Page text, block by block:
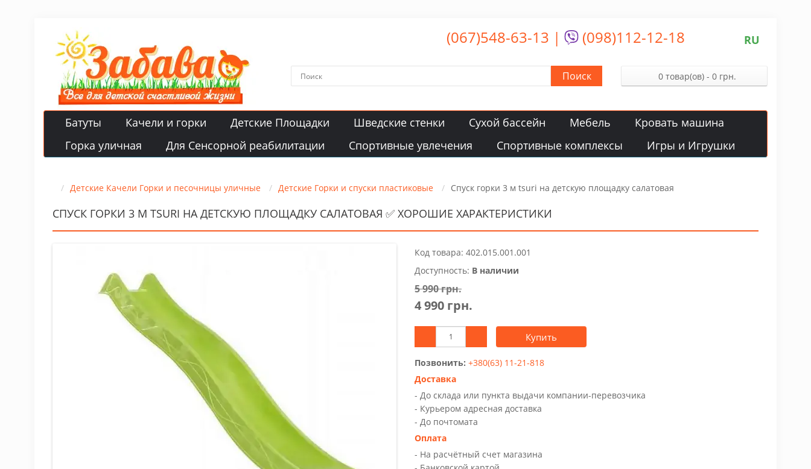
(067)548-63-13 | (098)112-12-18 RU
Поиск 0 товар(ов) - 0 грн.
Батуты Качели и горки Детские Площадки Шведские стенки Сухой бассейн Мебель
Кровать машина
Горка уличная
Для Сенсорной реабилитации Спортивные увлечения Спортивные комплексы Игры и Игрушки
Детские Качели Горки и песочницы уличные Детские Горки и спуски пластиковые Спуск горки 3 м tsuri на детскую площадку салатовая
СПУСК ГОРКИ 3 М TSURI НА ДЕТСКУЮ ПЛОЩАДКУ САЛАТОВАЯ ✅ ХОРОШИЕ ХАРАКТЕРИСТИКИ
Код товара: 402.015.001.001
Доступность: В наличии
5 990 грн.
4 990 грн.
Купить
Позвонить: +380(63) 11-21-818
Доставка
- До склада или пункта выдачи компании-перевозчика
- Курьером адресная доставка
- До почтомата
Оплата
- На расчётный счет магазина